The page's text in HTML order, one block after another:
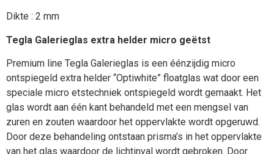
Dikte : 2 mm
Tegla Galerieglas extra helder micro geëtst
Premium line Tegla Galerieglas is een éénzijdig micro
ontspiegeld extra helder “Optiwhite” floatglas wat door een
speciale micro etstechniek ontspiegeld wordt gemaakt. Het
glas wordt aan één kant behandeld met een mengsel van
zuren en zouten waardoor het oppervlakte wordt opgeruwd.
Door deze behandeling ontstaan prisma’s in het oppervlakte
van het glas waardoor de lichtinval wordt gebroken. Door